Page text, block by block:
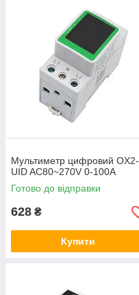
Мультиметр цифровий OX2-
UID AC80~270V 0-100A
Готово до відправки
628 ₴
Купити